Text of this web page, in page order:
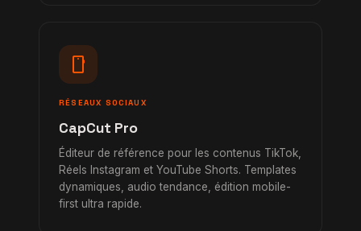
smartphone
RÉSEAUX SOCIAUX
CapCut Pro
Éditeur de référence pour les contenus TikTok,
Réels Instagram et YouTube Shorts. Templates
dynamiques, audio tendance, édition mobile-
first ultra rapide.